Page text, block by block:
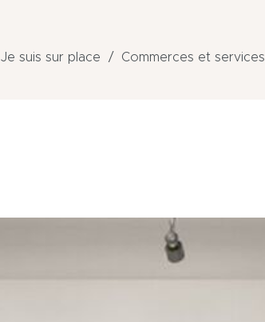
Je suis sur place Commerces et services